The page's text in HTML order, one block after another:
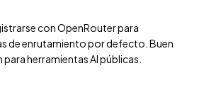
con OpenRouter para
de enrutamiento por defecto. Buen
herramientas AI públicas.